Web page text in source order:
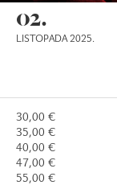
02.
LISTOPADA 2025.
30,00 €
35,00 €
40,00 €
47,00 €
55,00 €